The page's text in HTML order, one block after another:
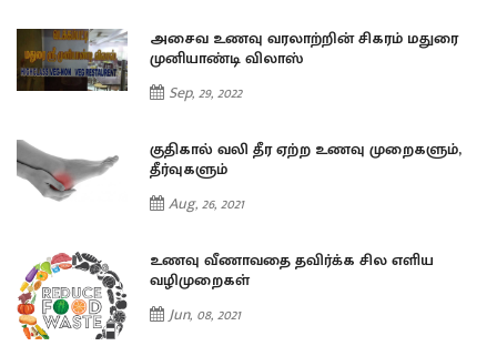
அசைவ உணவு வரலாற்றின் சிகரம் மதுரை
முனியாண்டி விலாஸ்
Sep, 29, 2022
குதிகால் வலி தீர ஏற்ற உணவு முறைகளும்,
தீர்வுகளும்
Aug, 26, 2021
உணவு வீணாவதை தவிர்க்க சில எளிய
வழிமுறைகள்
Jun, 08, 2021